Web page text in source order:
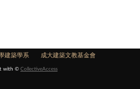
建築學系 成大建築文教基金會
with © CollectiveAccess